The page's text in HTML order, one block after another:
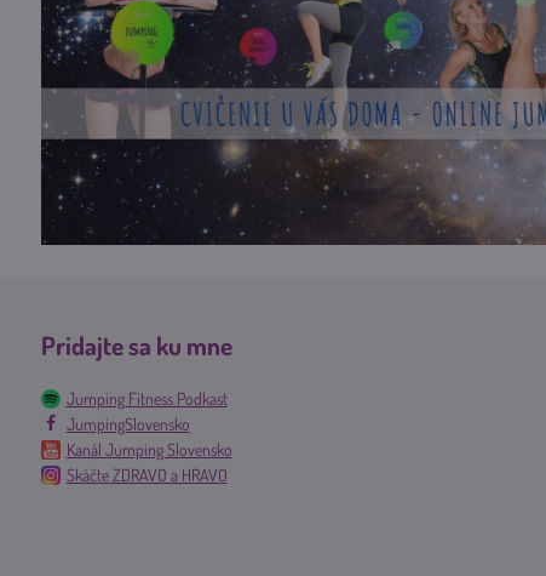
Pridajte sa ku mne
Jumping Fitness Podkast
JumpingSlovensko
Kanál Jumping Slovensko
Skáčte ZDRAVO a HRAVO